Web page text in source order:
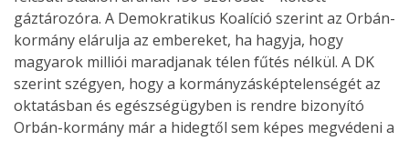
gáztározóra. A Demokratikus Koalíció szerint az Orbán-
kormány elárulja az embereket, ha hagyja, hogy
magyarok milliói maradjanak télen fűtés nélkül. A DK
szerint szégyen, hogy a kormányzásképtelenségét az
oktatásban és egészségügyben is rendre bizonyító
Orbán-kormány már a hidegtől sem képes megvédeni a